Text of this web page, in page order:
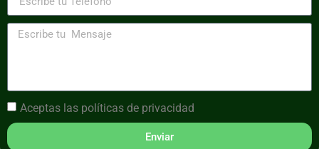
Aceptas las políticas de privacidad
Enviar